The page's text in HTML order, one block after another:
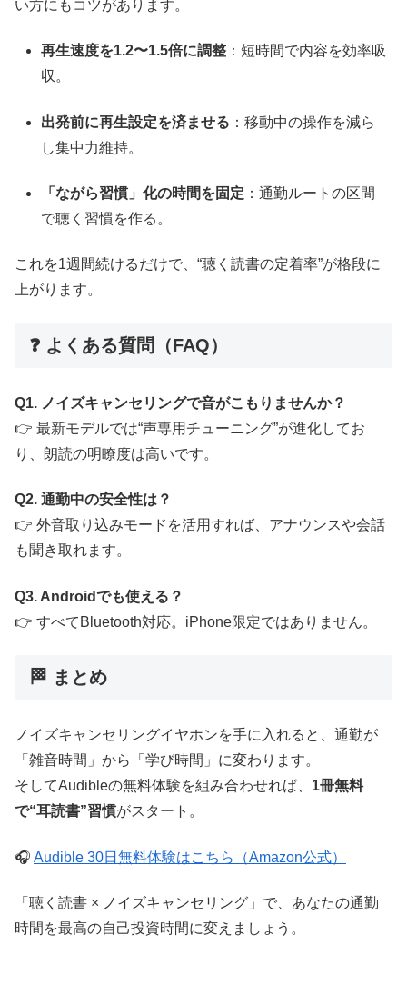
い方にもコツがあります。
再生速度を1.2〜1.5倍に調整 ：短時間で内容を効率吸
収。
出発前に再生設定を済ませる ：移動中の操作を減ら
し集中力維持。
「ながら習慣」化の時間を固定 ：通勤ルートの区間
で聴く習慣を作る。
これを1週間続けるだけで、“聴く読書の定着率”が格段に
上がります。
❓ よくある質問（FAQ）
Q1. ノイズキャンセリングで音がこもりませんか？
👉 最新モデルでは“声専用チューニング”が進化してお
り、朗読の明瞭度は高いです。
Q2. 通勤中の安全性は？
👉 外音取り込みモードを活用すれば、アナウンスや会話
も聞き取れます。
Q3. Androidでも使える？
👉 すべてBluetooth対応。iPhone限定ではありません。
🏁 まとめ
ノイズキャンセリングイヤホンを手に入れると、通勤が
「雑音時間」から「学び時間」に変わります。
そしてAudibleの無料体験を組み合わせれば、 1冊無料
で“耳読書”習慣がスタート。
🎧 Audible 30日無料体験はこちら（Amazon公式）
「聴く読書 × ノイズキャンセリング」で、あなたの通勤
時間を最高の自己投資時間に変えましょう。